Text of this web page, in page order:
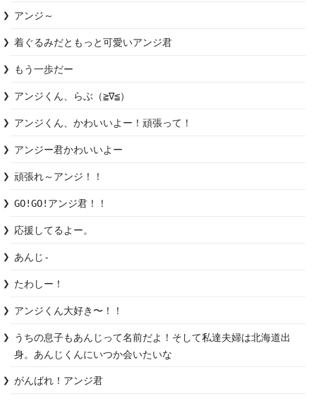
アンジ～
着ぐるみだともっと可愛いアンジ君
もう一歩だー
アンジくん、らぶ（≧∇≦）
アンジくん、かわいいよー！頑張って！
アンジー君かわいいよー
頑張れ～アンジ！！
GO!GO!アンジ君！！
応援してるよー。
あんじ-
たわしー！
アンジくん大好き〜！！
うちの息子もあんじって名前だよ！そして私達夫婦は北海道出
身。あんじくんにいつか会いたいな
がんばれ！アンジ君